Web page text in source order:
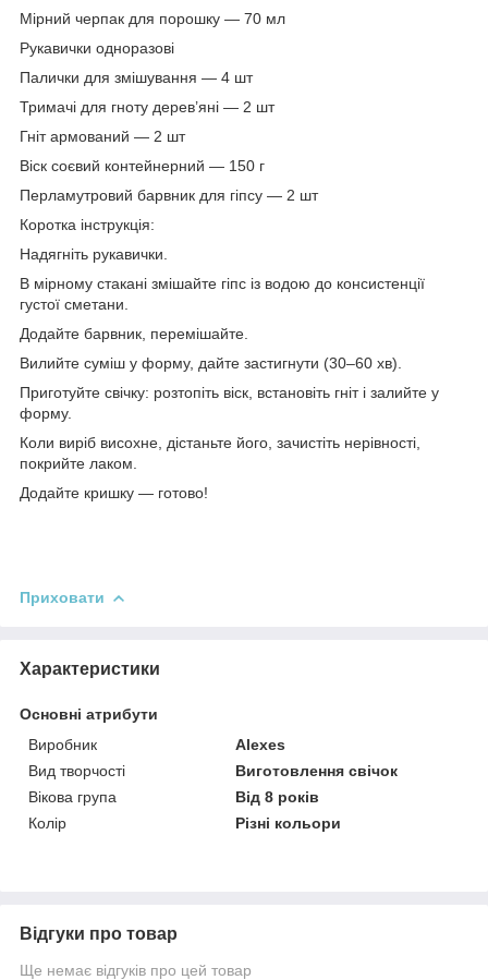
Мірний черпак для порошку — 70 мл
Рукавички одноразові
Палички для змішування — 4 шт
Тримачі для гноту дерев’яні — 2 шт
Гніт армований — 2 шт
Віск соєвий контейнерний — 150 г
Перламутровий барвник для гіпсу — 2 шт
Коротка інструкція:
Надягніть рукавички.
В мірному стакані змішайте гіпс із водою до консистенції
густої сметани.
Додайте барвник, перемішайте.
Вилийте суміш у форму, дайте застигнути (30–60 хв).
Приготуйте свічку: розтопіть віск, встановіть гніт і залийте у
форму.
Коли виріб висохне, дістаньте його, зачистіть нерівності,
покрийте лаком.
Додайте кришку — готово!
Приховати
Характеристики
Основні атрибути
Виробник
Alexes
Вид творчості
Виготовлення свічок
Вікова група
Від 8 років
Колір
Різні кольори
Відгуки про товар
Ще немає відгуків про цей товар